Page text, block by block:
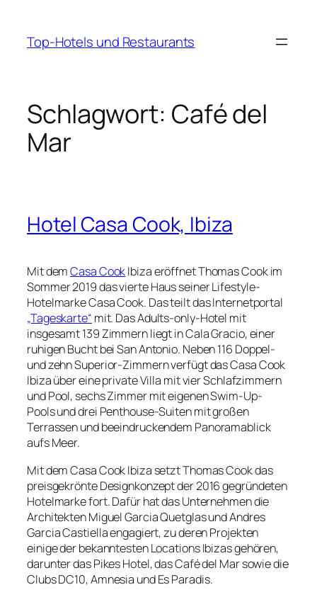
springen
Top-Hotels und Restaurants
Schlagwort: Café del
Mar
Hotel Casa Cook, Ibiza
Mit demCasa CookIbiza eröffnet Thomas Cook im
Sommer 2019 das vierte Haus seiner Lifestyle-
Hotelmarke Casa Cook. Das teilt das Internetportal
„Tageskarte“ mit. Das Adults-only-Hotel mit
insgesamt 139 Zimmern liegt in Cala Gracio, einer
ruhigen Bucht bei San Antonio. Neben 116 Doppel-
und zehn Superior-Zimmern verfügt das Casa Cook
Ibiza über eine private Villa mit vier Schlafzimmern
und Pool, sechs Zimmer mit eigenen Swim-Up-
Pools und drei Penthouse-Suiten mit großen
Terrassen und beeindruckendem Panoramablick
aufs Meer.
Mit dem Casa Cook Ibiza setzt Thomas Cook das
preisgekrönte Designkonzept der 2016 gegründeten
Hotelmarke fort. Dafür hat das Unternehmen die
Architekten Miguel Garcia Quetglas und Andres
Garcia Castiella engagiert, zu deren Projekten
einige der bekanntesten Locations Ibizas gehören,
darunter das Pikes Hotel, das Café del Mar sowie die
Clubs DC10, Amnesia und Es Paradis.